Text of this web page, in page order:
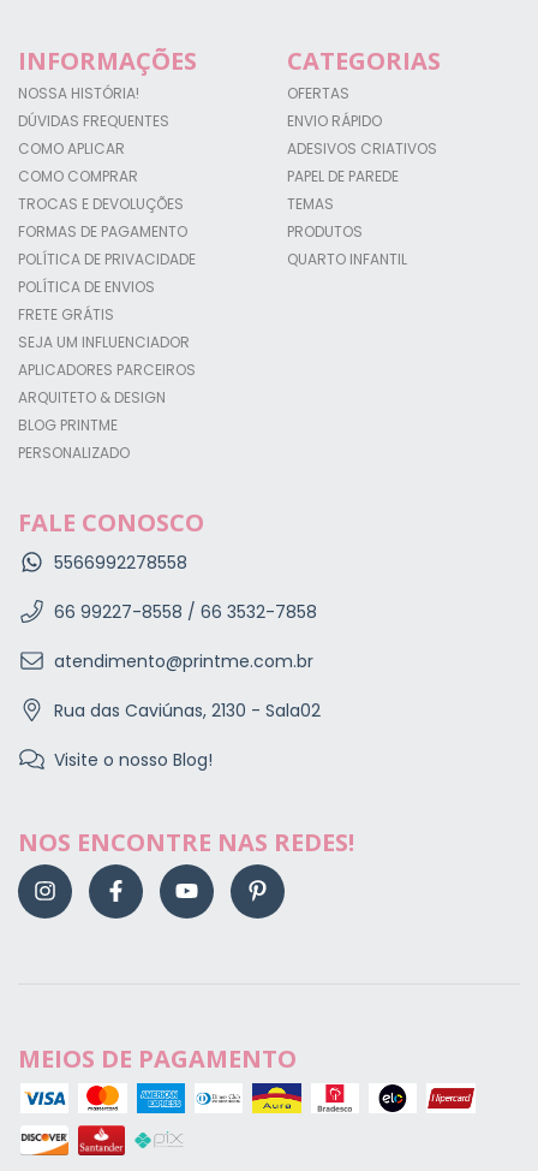
INFORMAÇÕES
NOSSA HISTÓRIA!
DÚVIDAS FREQUENTES
COMO APLICAR
COMO COMPRAR
TROCAS E DEVOLUÇÕES
FORMAS DE PAGAMENTO
POLÍTICA DE PRIVACIDADE
POLÍTICA DE ENVIOS
FRETE GRÁTIS
SEJA UM INFLUENCIADOR
APLICADORES PARCEIROS
ARQUITETO & DESIGN
BLOG PRINTME
PERSONALIZADO
CATEGORIAS
OFERTAS
ENVIO RÁPIDO
ADESIVOS CRIATIVOS
PAPEL DE PAREDE
TEMAS
PRODUTOS
QUARTO INFANTIL
FALE CONOSCO
5566992278558
66 99227-8558 / 66 3532-7858
atendimento@printme.com.br
Rua das Caviúnas, 2130 - Sala02
Visite o nosso Blog!
NOS ENCONTRE NAS REDES!
MEIOS DE PAGAMENTO